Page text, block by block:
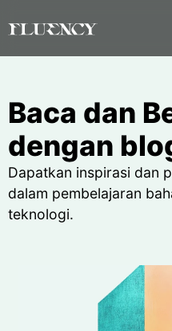
Baca dan
dengan
Dapatkan inspirasi dan
dalam pembelajaran
teknologi.